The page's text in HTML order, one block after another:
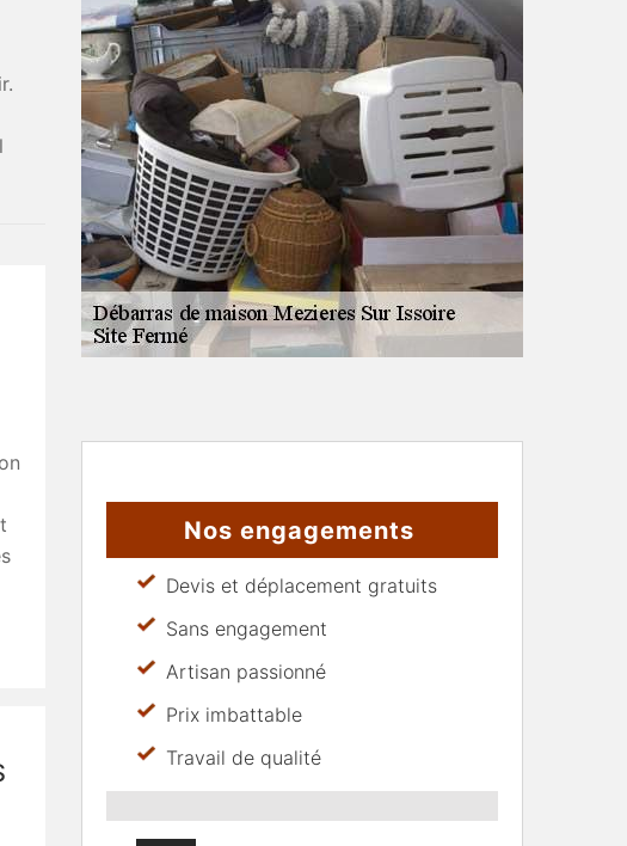
Nos engagements
Devis et déplacement gratuits
Sans engagement
Artisan passionné
Prix imbattable
Travail de qualité